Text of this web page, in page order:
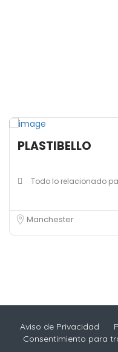
PLASTIBELLO
Todo lo relacionado
Manchester
Aviso de Privacidad
Consentimiento para